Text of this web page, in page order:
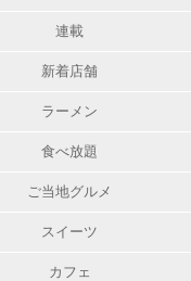
連載
新着店舗
ラーメン
食べ放題
ご当地グルメ
スイーツ
カフェ